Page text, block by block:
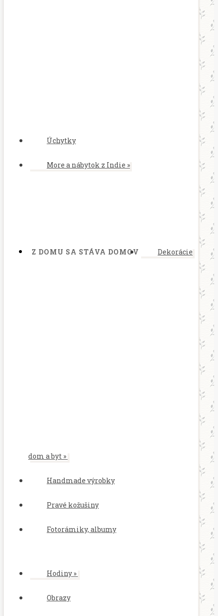
Úchytky
More a nábytok z Indie »
Z DOMU SA STÁVA DOMOV Dekorácie
dom a byt »
Handmade výrobky
Pravé kožušiny
Fotorámiky, albumy
Hodiny »
Obrazy